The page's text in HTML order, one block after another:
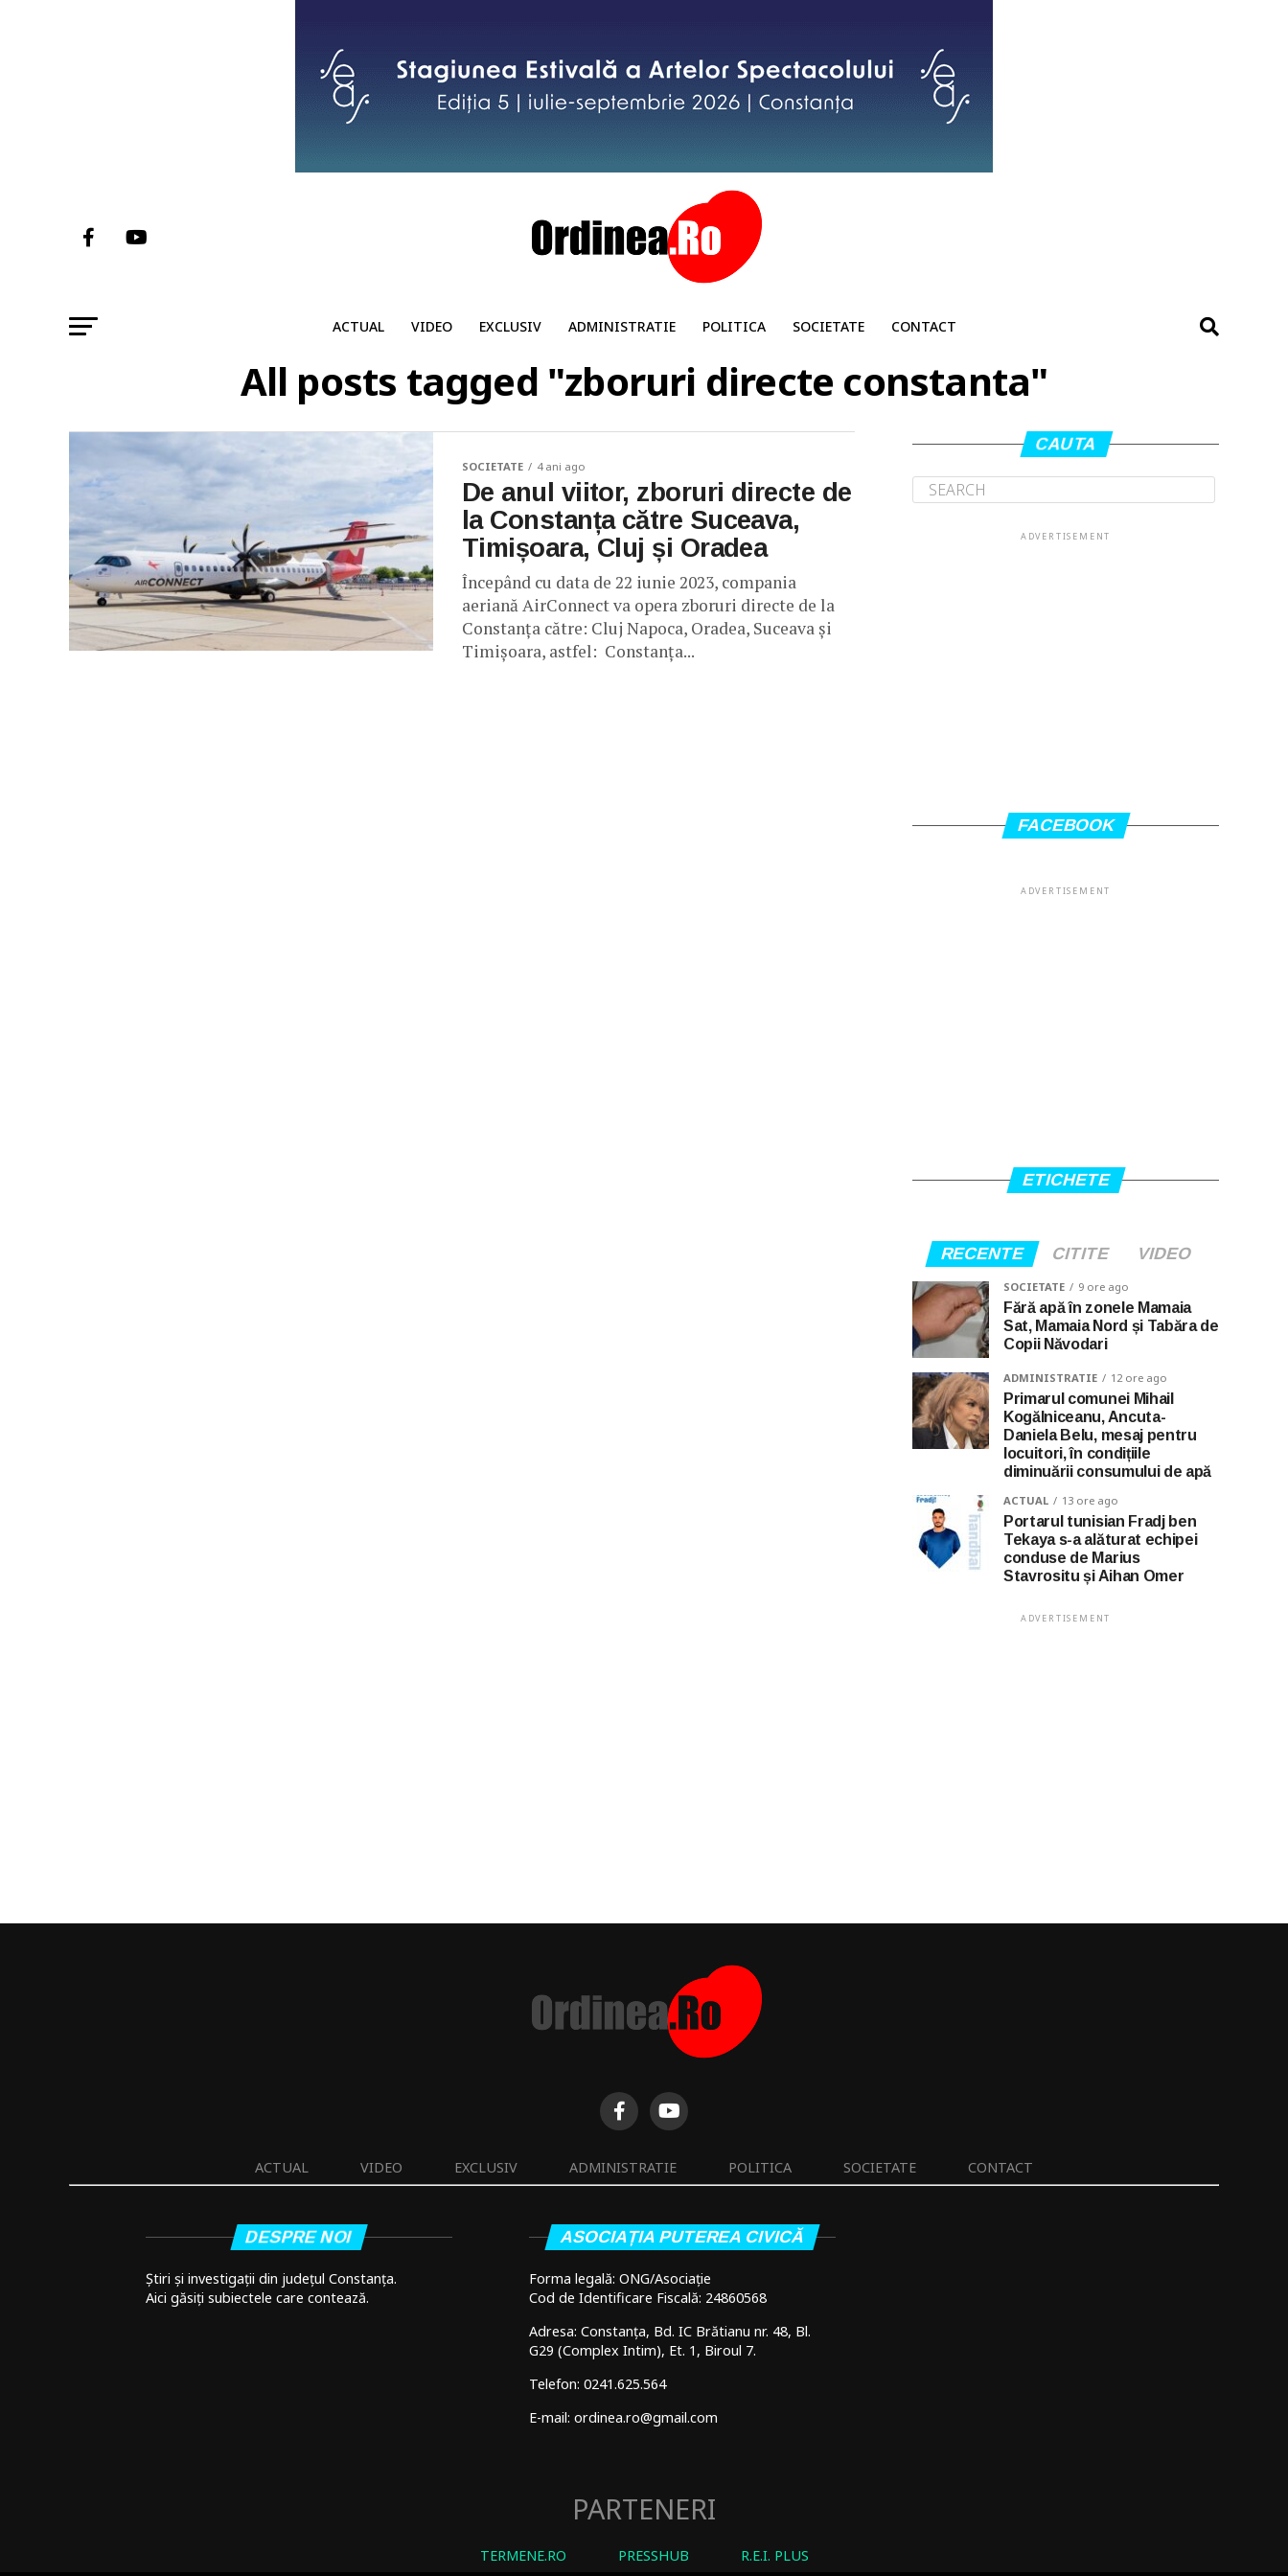
ACTUAL VIDEO EXCLUSIV ADMINISTRATIE POLITICA SOCIETATE CONTACT
All posts tagged "zboruri directe constanta"
SOCIETATE 4 ani ago
De anul viitor, zboruri directe de
la Constanța către Suceava,
Timișoara, Cluj și Oradea
Începând cu data de 22 iunie 2023, compania
aeriană AirConnect va opera zboruri directe de la
Constanța către: Cluj Napoca, Oradea, Suceava și
Timișoara, astfel: Constanța...
CAUTA
ADVERTISEMENT
FACEBOOK
ADVERTISEMENT
ETICHETE
RECENTE CITITE VIDEO
SOCIETATE 9 ore ago
Fără apă în zonele Mamaia
Sat, Mamaia Nord și Tabăra de
Copii Năvodari
ADMINISTRATIE 12 ore ago
Primarul comunei Mihail
Kogălniceanu, Ancuta-
Daniela Belu, mesaj pentru
locuitori, în condițiile
diminuării consumului de apă
ACTUAL 13 ore ago
Portarul tunisian Fradj ben
Tekaya s-a alăturat echipei
conduse de Marius
Stavrositu și Aihan Omer
ADVERTISEMENT
ACTUAL VIDEO EXCLUSIV ADMINISTRATIE POLITICA SOCIETATE CONTACT
DESPRE NOI
Știri și investigații din județul Constanța.
Aici găsiți subiectele care contează.
ASOCIAȚIA PUTEREA CIVICĂ
Forma legală: ONG/Asociație
Cod de Identificare Fiscală: 24860568
Adresa: Constanța, Bd. IC Brătianu nr. 48, Bl.
G29 (Complex Intim), Et. 1, Biroul 7.
Telefon: 0241.625.564
E-mail: ordinea.ro@gmail.com
PARTENERI
TERMENE.RO PRESSHUB R.E.I. PLUS